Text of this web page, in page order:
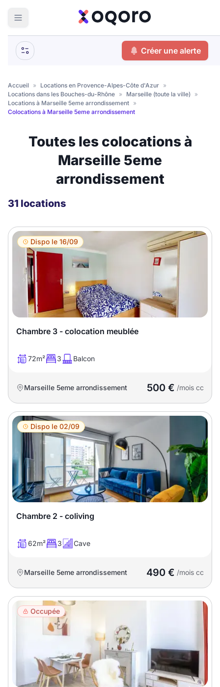
Votre
Que recherchez-vous ?
Colocation Coliving
Résidence étudiante
Meublé ?
Montant du loyer
€
€
Nombre de pièces
Studio T1 T1 bis
T10 T11 T12
T13 T14 T15
T16
Superficie
Nombre de chambres
disponibles
Espaces additionnels
Sélectionner...
recherche
Créer une alerte
Accueil » Locations en Provence-Alpes-Côte d'Azur »
Locations dans les Bouches-du-Rhône » Marseille (toute la ville) »
Locations à Marseille 5eme arrondissement »
Colocations à Marseille 5eme arrondissement
Toutes les colocations à
Marseille 5eme
arrondissement
31 locations
Dispo le 16/09
Chambre 3 - colocation meublée
72m² 3 Balcon
Marseille 5eme arrondissement 500 € /mois cc
Dispo le 02/09
Chambre 2 - coliving
62m² 3 Cave
Marseille 5eme arrondissement 490 € /mois cc
Occupée